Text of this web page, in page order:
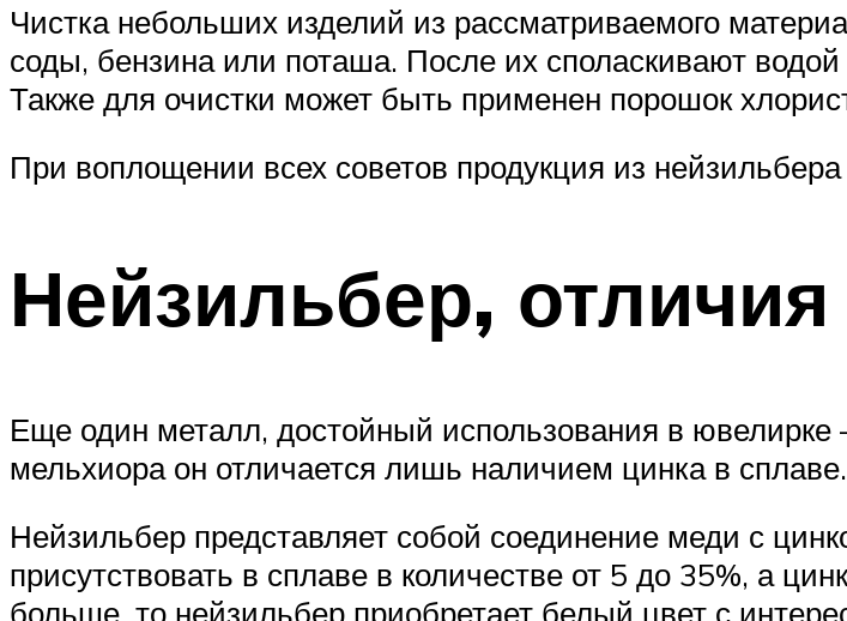
Чистка небольших изделий из рассматриваемого
соды, бензина или поташа. После их споласкивают
Также для очистки может быть применен порошок
При воплощении всех советов продукция из
Нейзильбер,
Еще один металл, достойный использования в
мельхиора он отличается лишь наличием цинка в
Нейзильбер представляет собой соединение меди с
присутствовать в сплаве в количестве от 5 до 35%, а
больше, то нейзильбер приобретает белый цвет с